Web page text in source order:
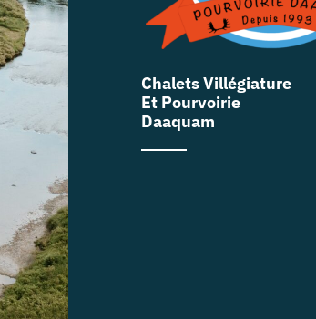
Chalets Villégiature
Et Pourvoirie
Daaquam